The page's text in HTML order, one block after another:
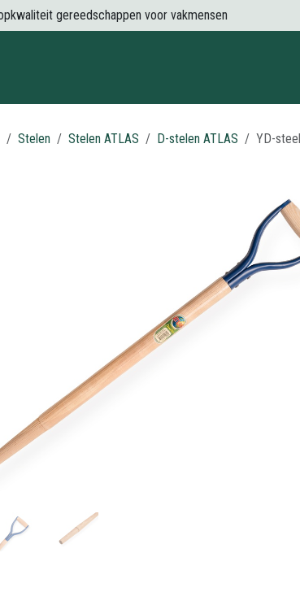
gereedschappen voor vakmensen
Stelen Stelen ATLAS D-stelen ATLAS YD-